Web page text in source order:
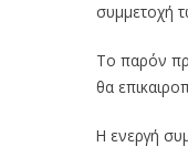
συμμετοχή
Το παρόν
θα
Η ενεργή